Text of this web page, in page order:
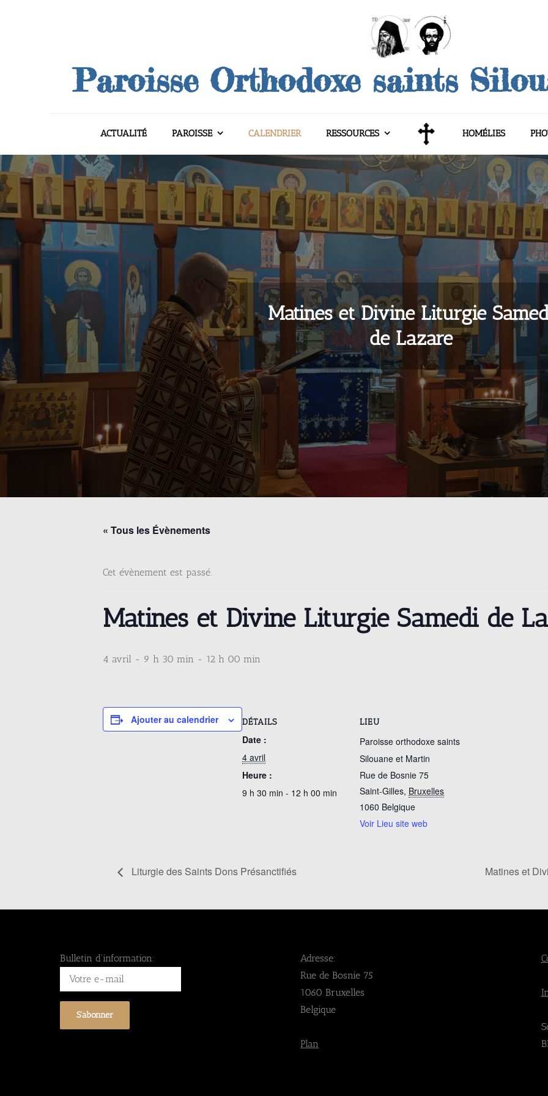
Paroisse Orthodoxe saints
ACTUALITÉ PAROISSE CALENDRIER RESSOURCES HOMÉLIES
Matines et Divine Liturgie
de Lazare
« Tous les Évènements
Cet évènement est passé.
Matines et Divine Liturgie Samedi de
4 avril - 9 h 30 min - 12 h 00 min
Ajouter au calendrier DÉTAILS
Date :
4 avril
Heure :
9 h 30 min - 12 h 00 min
LIEU
Paroisse orthodoxe saints
Silouane et Martin
Rue de Bosnie 75
Saint-Gilles, Bruxelles
1060 Belgique
Voir Lieu site web
Liturgie des Saints Dons Présanctifiés Matines et
Bulletin d'information:
Adresse:
Rue de Bosnie 75
1060 Bruxelles
Belgique
Plan